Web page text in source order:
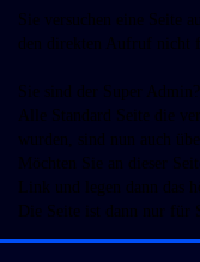
Sie versuchen eine Seite
den direkten Aufruf nicht
Sie sind der Super Admin?
Alle Standard Seite die
wurden, sind nun auch
Möchten Sie an dieser
Link und legen dann das
Die Seite ist dann nur für